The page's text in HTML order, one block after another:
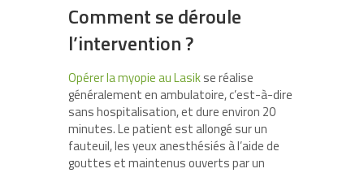
Comment se déroule
l’intervention ?
Opérer la myopie au Lasikse réalise
généralement en ambulatoire, c’est-à-dire
sans hospitalisation, et dure environ 20
minutes. Le patient est allongé sur un
fauteuil, les yeux anesthésiés à l’aide de
gouttes et maintenus ouverts par un